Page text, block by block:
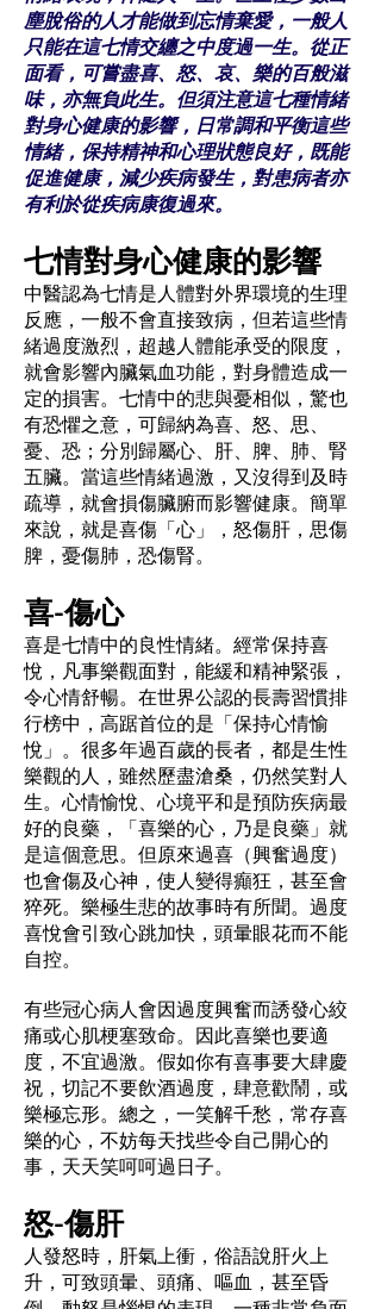
塵脫俗的人才能做到忘情棄愛，一般人
只能在這七情交纏之中度過一生。從正
面看，可嘗盡喜、怒、哀、樂的百般滋
味，亦無負此生。但須注意這七種情緒
對身心健康的影響，日常調和平衡這些
情緒，保持精神和心理狀態良好，既能
促進健康，減少疾病發生，對患病者亦
有利於從疾病康復過來。
七情對身心健康的影響
中醫認為七情是人體對外界環境的生理
反應，一般不會直接致病，但若這些情
緒過度激烈，超越人體能承受的限度，
就會影響內臟氣血功能，對身體造成一
定的損害。七情中的悲與憂相似，驚也
有恐懼之意，可歸納為喜、怒、思、
憂、恐；分別歸屬心、肝、脾、肺、腎
五臟。當這些情緒過激，又沒得到及時
疏導，就會損傷臟腑而影響健康。簡單
來說，就是喜傷「心」，怒傷肝，思傷
脾，憂傷肺，恐傷腎。
喜-傷心
喜是七情中的良性情緒。經常保持喜
悅，凡事樂觀面對，能緩和精神緊張，
令心情舒暢。在世界公認的長壽習慣排
行榜中，高踞首位的是「保持心情愉
悅」。很多年過百歲的長者，都是生性
樂觀的人，雖然歷盡滄桑，仍然笑對人
生。心情愉悅、心境平和是預防疾病最
好的良藥，「喜樂的心，乃是良藥」就
是這個意思。但原來過喜（興奮過度）
也會傷及心神，使人變得癲狂，甚至會
猝死。樂極生悲的故事時有所聞。過度
喜悅會引致心跳加快，頭暈眼花而不能
自控。
有些冠心病人會因過度興奮而誘發心絞
痛或心肌梗塞致命。因此喜樂也要適
度，不宜過激。假如你有喜事要大肆慶
祝，切記不要飲酒過度，肆意歡鬧，或
樂極忘形。總之，一笑解千愁，常存喜
樂的心，不妨每天找些令自己開心的
事，天天笑呵呵過日子。
怒-傷肝
人發怒時，肝氣上衝，俗語說肝火上
升，可致頭暈、頭痛、嘔血，甚至昏